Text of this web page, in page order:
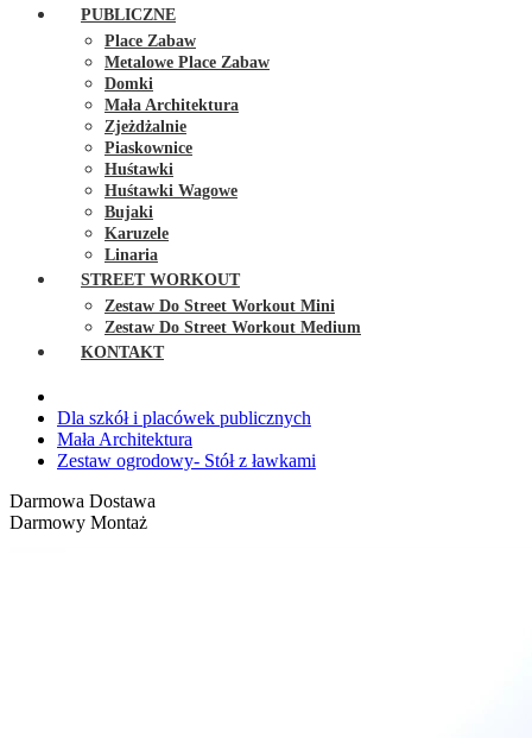
PUBLICZNE
Place Zabaw
Metalowe Place Zabaw
Domki
Mała Architektura
Zjeżdżalnie
Piaskownice
Huśtawki
Huśtawki Wagowe
Bujaki
Karuzele
Linaria
STREET WORKOUT
Zestaw Do Street Workout Mini
Zestaw Do Street Workout Medium
KONTAKT
Dla szkół i placówek publicznych
Mała Architektura
Zestaw ogrodowy- Stół z ławkami
Darmowa Dostawa
Darmowy Montaż